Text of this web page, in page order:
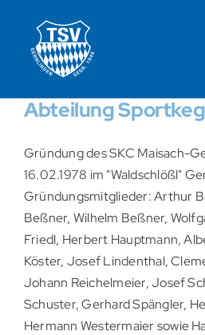
springen
Abteilung
Gründung des SKC Maisach-
16.02.1978 im "Waldschlößl"
Gründungsmitglieder: Arthur
Beßner, Wilhelm Beßner,
Friedl, Herbert Hauptmann,
Köster, Josef Lindenthal,
Johann Reichelmeier, Josef
Schuster, Gerhard Spängler,
Hermann Westermaier sowie